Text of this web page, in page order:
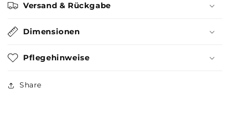
Versand & Rückgabe
Dimensionen
Pflegehinweise
Share